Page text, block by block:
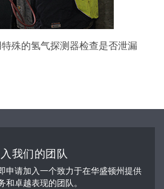
殊的氢气探测器检查是否泄漏
我们的团队
申请加入一个致力于在华盛顿州提供
和卓越表现的团队。